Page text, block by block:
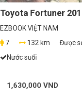
Toyota Fortuner
EZBOOK VIỆT NAM
7
132 km Được
Nước suối
1,630,000 VND